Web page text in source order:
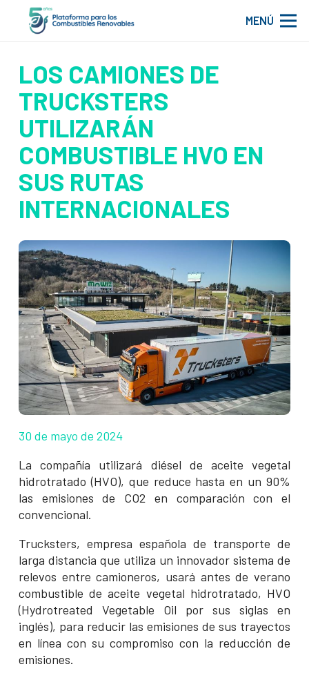
MENÚ
LOS CAMIONES DE
TRUCKSTERS
UTILIZARÁN
COMBUSTIBLE HVO EN
SUS RUTAS
INTERNACIONALES
30 de mayo de 2024
La compañía utilizará diésel de aceite vegetal
hidrotratado (HVO), que reduce hasta en un 90%
las emisiones de CO2 en comparación con el
convencional.
Trucksters, empresa española de transporte de
larga distancia que utiliza un innovador sistema de
relevos entre camioneros, usará antes de verano
combustible de aceite vegetal hidrotratado, HVO
(Hydrotreated Vegetable Oil por sus siglas en
inglés), para reducir las emisiones de sus trayectos
en línea con su compromiso con la reducción de
emisiones.